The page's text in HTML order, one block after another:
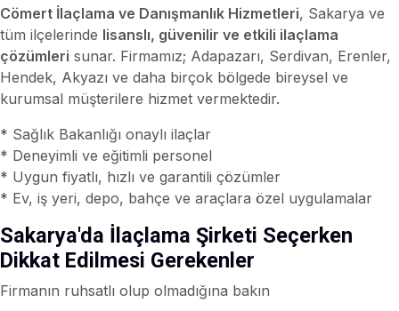
Cömert İlaçlama ve Danışmanlık Hizmetleri, Sakarya ve
tüm ilçelerinde lisanslı, güvenilir ve etkili ilaçlama
çözümleri sunar. Firmamız; Adapazarı, Serdivan, Erenler,
Hendek, Akyazı ve daha birçok bölgede bireysel ve
kurumsal müşterilere hizmet vermektedir.
* Sağlık Bakanlığı onaylı ilaçlar
* Deneyimli ve eğitimli personel
* Uygun fiyatlı, hızlı ve garantili çözümler
* Ev, iş yeri, depo, bahçe ve araçlara özel uygulamalar
Sakarya'da İlaçlama Şirketi Seçerken
Dikkat Edilmesi Gerekenler
Firmanın ruhsatlı olup olmadığına bakın